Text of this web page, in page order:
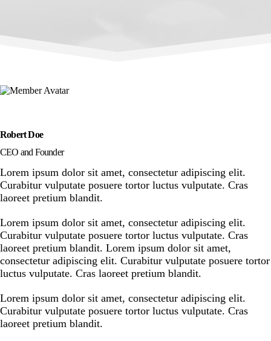
Robert Doe
CEO and Founder
Lorem ipsum dolor sit amet, consectetur adipiscing elit.
Curabitur vulputate posuere tortor luctus vulputate. Cras
laoreet pretium blandit.
Lorem ipsum dolor sit amet, consectetur adipiscing elit.
Curabitur vulputate posuere tortor luctus vulputate. Cras
laoreet pretium blandit. Lorem ipsum dolor sit amet,
consectetur adipiscing elit. Curabitur vulputate posuere tortor
luctus vulputate. Cras laoreet pretium blandit.
Lorem ipsum dolor sit amet, consectetur adipiscing elit.
Curabitur vulputate posuere tortor luctus vulputate. Cras
laoreet pretium blandit.